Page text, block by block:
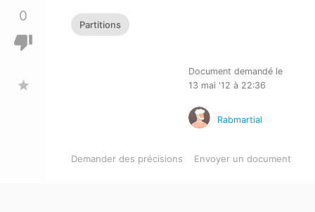
0
thumb_down
star
Partitions
Document demandé le
13 mai '12 à 22:36
Rabmartial
Demander des précisions Envoyer un document